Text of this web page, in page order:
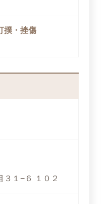
撲・挫傷
３１−６ １０２